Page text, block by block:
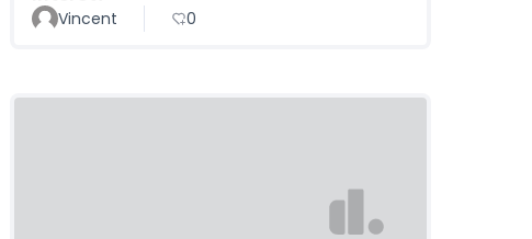
Vincent 0